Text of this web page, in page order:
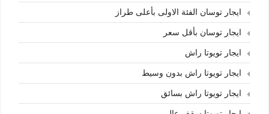
ايجار توسان الفئة الاولى بأعلى طراز
ايجار توسان بأقل سعر
ايجار تويوتا راش
ايجار تويوتا راش بدون وسيط
ايجار تويوتا راش بسائق